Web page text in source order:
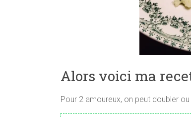
Alors voici ma
Pour 2 amoureux, on peut doubler